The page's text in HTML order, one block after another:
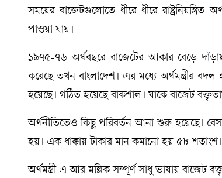
সময়ের বাজেটগুলোতে ধীরে ধীরে রাষ্ট্রনিয়ন্ত্রিত
পাওয়া যায়।
১৯৭৫-৭৬ অর্থবছরে বাজেটের আকার বেড়ে
করেছে তখন বাংলাদেশ। এর মধ্যে অর্থমন্ত্রীর
হয়েছে। গঠিত হয়েছে বাকশাল। যাকে বাজেট বক্তৃতায়
অর্থনীতিতেও কিছু পরিবর্তন আনা শুরু হয়েছে।
হয়। এক ধাক্কায় টাকার মান কমানো হয় ৫৮
অর্থমন্ত্রী এ আর মল্লিক সম্পূর্ণ সাধু ভাষায় বাজেট